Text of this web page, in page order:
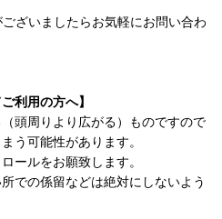
ざいましたらお気軽にお問い合わ
利用の方へ】
頭周りより広がる）ものですので
う可能性があります。
ールをお願致します。
での係留などは絶対にしないよう